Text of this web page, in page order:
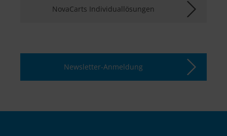
NovaCarts Individuallösungen
Newsletter-Anmeldung